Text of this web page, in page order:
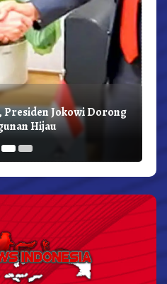
Presiden Jokowi Dorong
Hijau